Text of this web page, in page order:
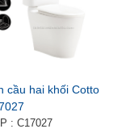
cầu hai khối Cotto
: C17027